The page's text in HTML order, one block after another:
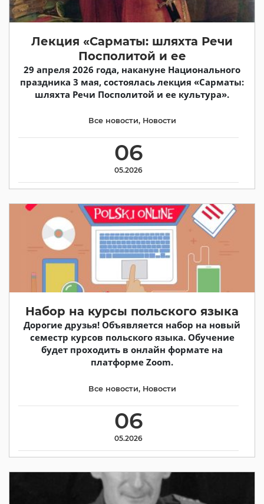
Лекция «Сарматы: шляхта Речи
Посполитой и ее
29 апреля 2026 года, накануне Национального
праздника 3 мая, состоялась лекция «Сарматы:
шляхта Речи Посполитой и ее культура».
06
05.2026
Все новости, Новости
Набор на курсы польского языка
Дорогие друзья! Объявляется набор на новый
семестр курсов польского языка. Обучение
будет проходить в онлайн формате на
платформе Zoom.
06
05.2026
Все новости, Новости